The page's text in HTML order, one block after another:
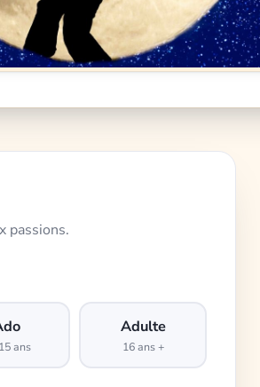
passions.
ans
Adulte
16 ans +